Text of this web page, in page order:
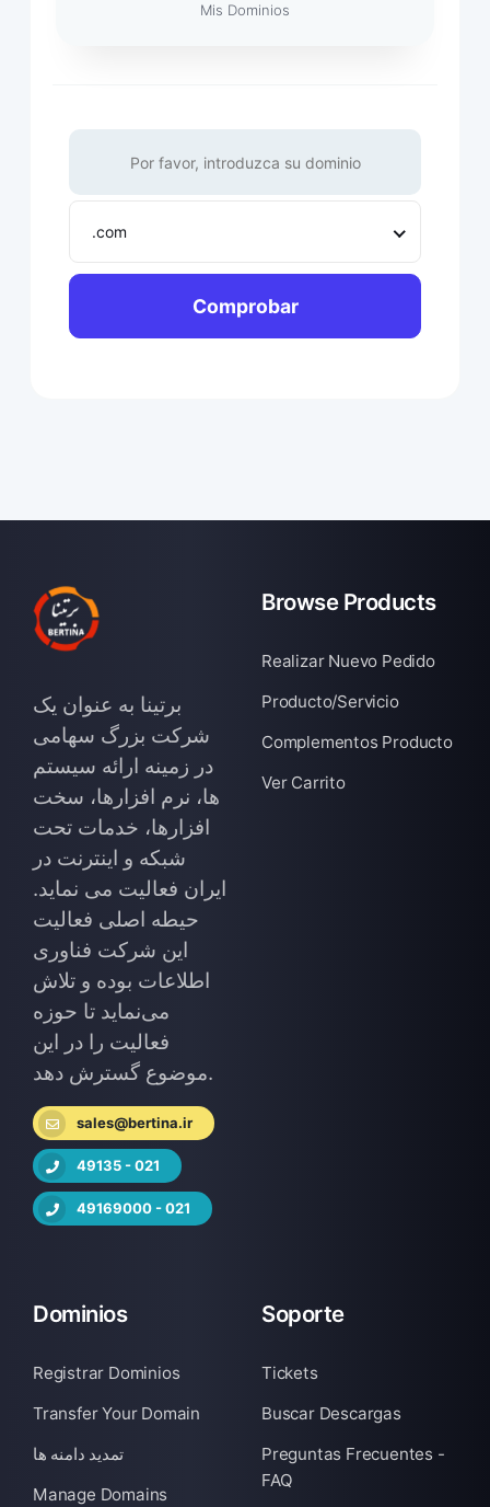
Mis Dominios
.com
Comprobar
برتینا به عنوان یک
شرکت بزرگ سهامی
در زمینه ارائه سیستم
ها، نرم افزارها، سخت
افزارها، خدمات تحت
شبکه و اینترنت در
ایران فعالیت می نماید.
حیطه اصلی فعالیت
این شرکت فناوری
اطلاعات بوده و تلاش
می‌نماید تا حوزه
فعالیت را در این
موضوع گسترش دهد.
sales@bertina.ir
49135 - 021
49169000 - 021
Browse Products
Realizar Nuevo Pedido
Producto/Servicio
Complementos Producto
Ver Carrito
Dominios
Registrar Dominios
Transfer Your Domain
تمدید دامنه ها
Manage Domains
Soporte
Tickets
Buscar Descargas
Preguntas Frecuentes -
FAQ